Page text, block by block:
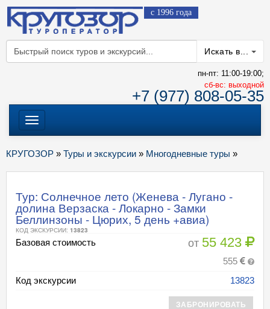
с 1996 года
Искать в...
пн-пт: 11:00-19:00;
cб-вс: выходной
+7 (977) 808-05-35
Меню
КРУГОЗОР » Туры и экскурсии » Многодневные туры »
Тур: Солнечное лето (Женева - Лугано -
долина Верзаска - Локарно - Замки
Беллинзоны - Цюрих, 5 день +авиа)
КОД ЭКСКУРСИИ: 13823
Базовая стоимость от 55 423
555
Код экскурсии
13823
ЗАБРОНИРОВАТЬ